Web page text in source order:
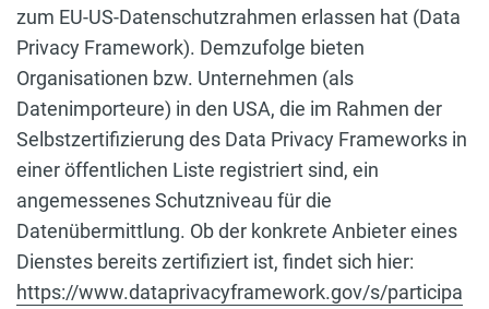
zum EU-US-Datenschutzrahmen erlassen hat (Data
Privacy Framework). Demzufolge bieten
Organisationen bzw. Unternehmen (als
Datenimporteure) in den USA, die im Rahmen der
Selbstzertifizierung des Data Privacy Frameworks in
einer öffentlichen Liste registriert sind, ein
angemessenes Schutzniveau für die
Datenübermittlung. Ob der konkrete Anbieter eines
Dienstes bereits zertifiziert ist, findet sich hier:
https://www.dataprivacyframework.gov/s/participa